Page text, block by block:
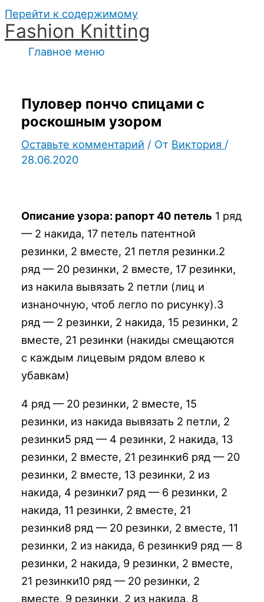
Перейти к содержимому
Fashion Knitting
Главное меню
Пуловер пончо спицами с
роскошным узором
Оставьте комментарий / От Виктория /
28.06.2020
Описание узора: рапорт 40 петель 1 ряд
— 2 накида, 17 петель патентной
резинки, 2 вместе, 21 петля резинки.2
ряд — 20 резинки, 2 вместе, 17 резинки,
из накила вывязать 2 петли (лиц и
изнаночную, чтоб легло по рисунку).3
ряд — 2 резинки, 2 накида, 15 резинки, 2
вместе, 21 резинки (накиды смещаются
с каждым лицевым рядом влево к
убавкам)
4 ряд — 20 резинки, 2 вместе, 15
резинки, из накида вывязать 2 петли, 2
резинки5 ряд — 4 резинки, 2 накида, 13
резинки, 2 вместе, 21 резинки6 ряд — 20
резинки, 2 вместе, 13 резинки, 2 из
накида, 4 резинки7 ряд — 6 резинки, 2
накида, 11 резинки, 2 вместе, 21
резинки8 ряд — 20 резинки, 2 вместе, 11
резинки, 2 из накида, 6 резинки9 ряд — 8
резинки, 2 накида, 9 резинки, 2 вместе,
21 резинки10 ряд — 20 резинки, 2
вместе, 9 резинки, 2 из накида, 8